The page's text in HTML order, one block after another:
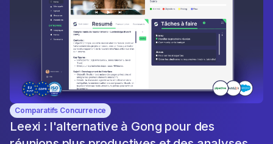
Comparatifs Concurrence
Leexi : l'alternative à Gong pour des